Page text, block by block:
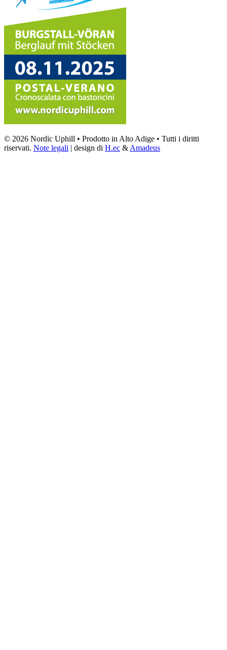
© 2026 Nordic Uphill • Prodotto in Alto Adige • Tutti i diritti
riservati. Note legali | design di H.ec & Amadeus